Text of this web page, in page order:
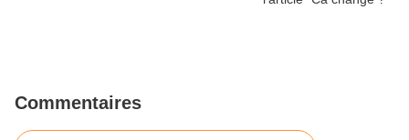
Commentaires